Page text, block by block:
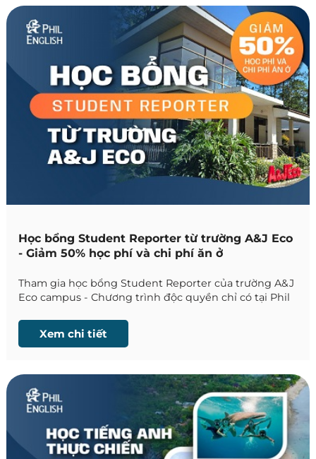
Học bổng Student Reporter từ trường A&J Eco
- Giảm 50% học phí và chi phí ăn ở
Tham gia học bổng Student Reporter của trường A&J
Eco campus - Chương trình độc quyền chỉ có tại Phil
đa khi du học.
Xem chi tiết